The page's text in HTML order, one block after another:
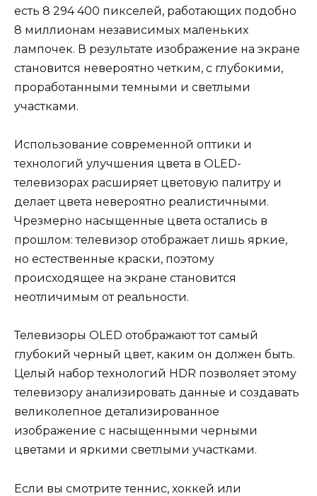
есть 8 294 400 пикселей, работающих подобно
8 миллионам независимых маленьких
лампочек. В результате изображение на экране
становится невероятно четким, с глубокими,
проработанными темными и светлыми
участками.
Использование современной оптики и
технологий улучшения цвета в OLED-
телевизорах расширяет цветовую палитру и
делает цвета невероятно реалистичными.
Чрезмерно насыщенные цвета остались в
прошлом: телевизор отображает лишь яркие,
но естественные краски, поэтому
происходящее на экране становится
неотличимым от реальности.
Телевизоры OLED отображают тот самый
глубокий черный цвет, каким он должен быть.
Целый набор технологий HDR позволяет этому
телевизору анализировать данные и создавать
великолепное детализированное
изображение с насыщенными черными
цветами и яркими светлыми участками.
Если вы смотрите теннис, хоккей или